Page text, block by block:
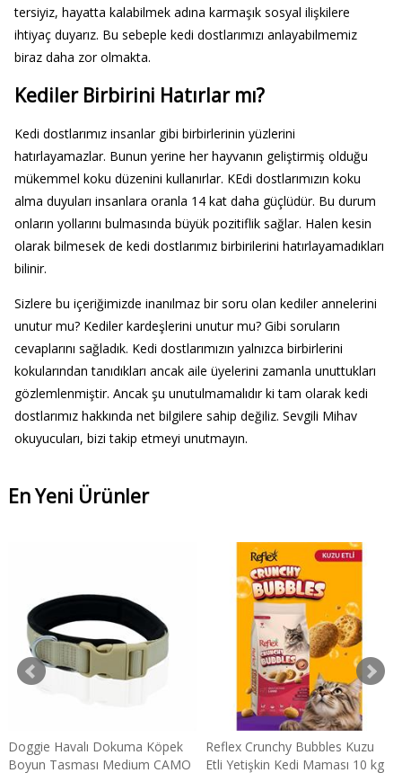
tersiyiz, hayatta kalabilmek adına karmaşık sosyal ilişkilere
ihtiyaç duyarız. Bu sebeple kedi dostlarımızı anlayabilmemiz
biraz daha zor olmakta.
Kediler Birbirini Hatırlar mı?
Kedi dostlarımız insanlar gibi birbirlerinin yüzlerini
hatırlayamazlar. Bunun yerine her hayvanın geliştirmiş olduğu
mükemmel koku düzenini kullanırlar. KEdi dostlarımızın koku
alma duyuları insanlara oranla 14 kat daha güçlüdür. Bu durum
onların yollarını bulmasında büyük pozitiflik sağlar. Halen kesin
olarak bilmesek de kedi dostlarımız birbirilerini hatırlayamadıkları
bilinir.
Sizlere bu içeriğimizde inanılmaz bir soru olan kediler annelerini
unutur mu? Kediler kardeşlerini unutur mu? Gibi soruların
cevaplarını sağladık. Kedi dostlarımızın yalnızca birbirlerini
kokularından tanıdıkları ancak aile üyelerini zamanla unuttukları
gözlemlenmiştir. Ancak şu unutulmamalıdır ki tam olarak kedi
dostlarımız hakkında net bilgilere sahip değiliz. Sevgili Mihav
okuyucuları, bizi takip etmeyi unutmayın.
En Yeni Ürünler
Doggie Havalı Dokuma Köpek
Boyun Tasması Medium CAMO
Reflex Crunchy Bubbles Kuzu
Etli Yetişkin Kedi Maması 10 kg